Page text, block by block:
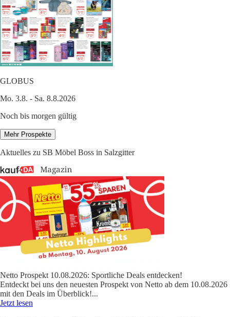
GLOBUS
Mo. 3.8. - Sa. 8.8.2026
Noch bis morgen gültig
Mehr Prospekte
Aktuelles zu SB Möbel Boss in Salzgitter
Netto Prospekt 10.08.2026: Sportliche Deals entdecken!
Entdeckt bei uns den neuesten Prospekt von Netto ab dem 10.08.2026
mit den Deals im Überblick!...
Jetzt lesen